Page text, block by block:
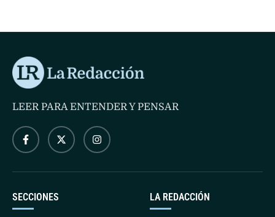
LA REDACCIÓN
SECCIONES
LEER PARA ENTENDER Y PENSAR